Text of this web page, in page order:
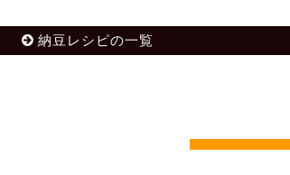
納豆レシピの一覧